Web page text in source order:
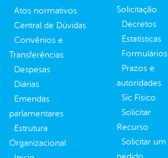
Atos normativos
Central de Dúvidas
Convênios e
Transferências
Despesas
Diárias
Emendas
parlamentares
Estrutura
Organizacional
Solicitação
Decretos
Estatísticas
Formulários
Prazos e
autoridades
Sic Físico
Solicitar
Recurso
Solicitar um